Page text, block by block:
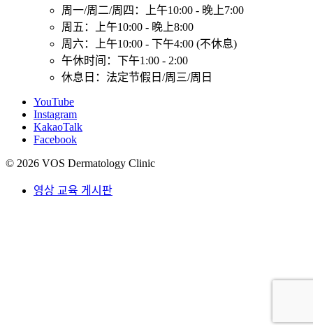
周一/周二/周四：上午10:00 - 晚上7:00
周五：上午10:00 - 晚上8:00
周六：上午10:00 - 下午4:00 (不休息)
午休时间：下午1:00 - 2:00
休息日：法定节假日/周三/周日
YouTube
Instagram
KakaoTalk
Facebook
© 2026 VOS Dermatology Clinic
영상 교육 게시판